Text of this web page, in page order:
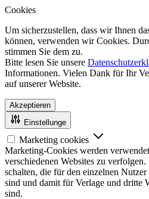
Cookies
Um sicherzustellen, dass wir Ihnen
können, verwenden wir Cookies.
stimmen Sie dem zu.
Bitte lesen Sie unsere
Informationen. Vielen Dank für Ihr
auf unserer Website.
Akzeptieren
Einstellunge
Marketing cookies
Marketing-Cookies werden
verschiedenen Websites zu
schalten, die für den einzelnen
sind und damit für Verlage und dritte
sind.